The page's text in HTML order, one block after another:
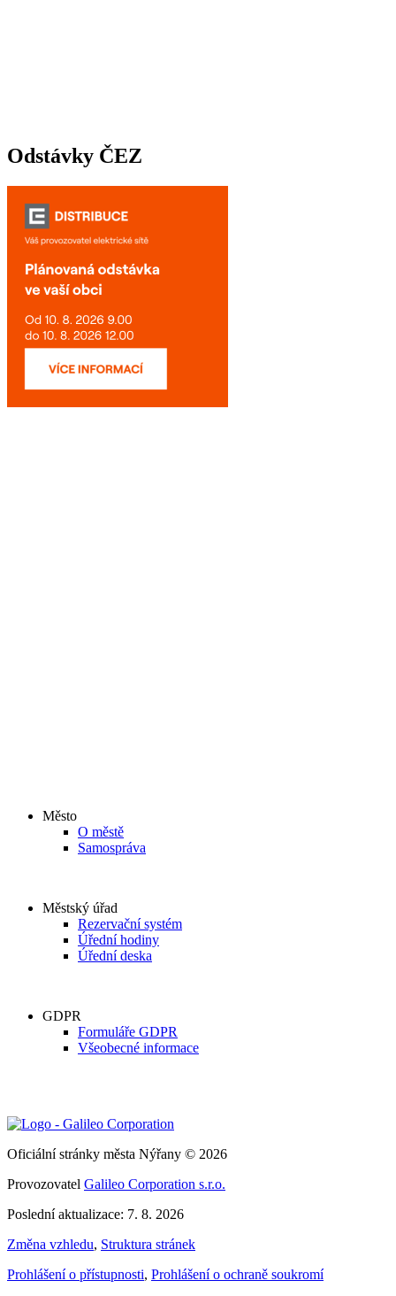
Odstávky ČEZ
Město
O městě
Samospráva
Městský úřad
Rezervační systém
Úřední hodiny
Úřední deska
GDPR
Formuláře GDPR
Všeobecné informace
Oficiální stránky města Nýřany © 2026
Provozovatel Galileo Corporation s.r.o.
Poslední aktualizace: 7. 8. 2026
Změna vzhledu, Struktura stránek
Prohlášení o přístupnosti, Prohlášení o ochraně soukromí